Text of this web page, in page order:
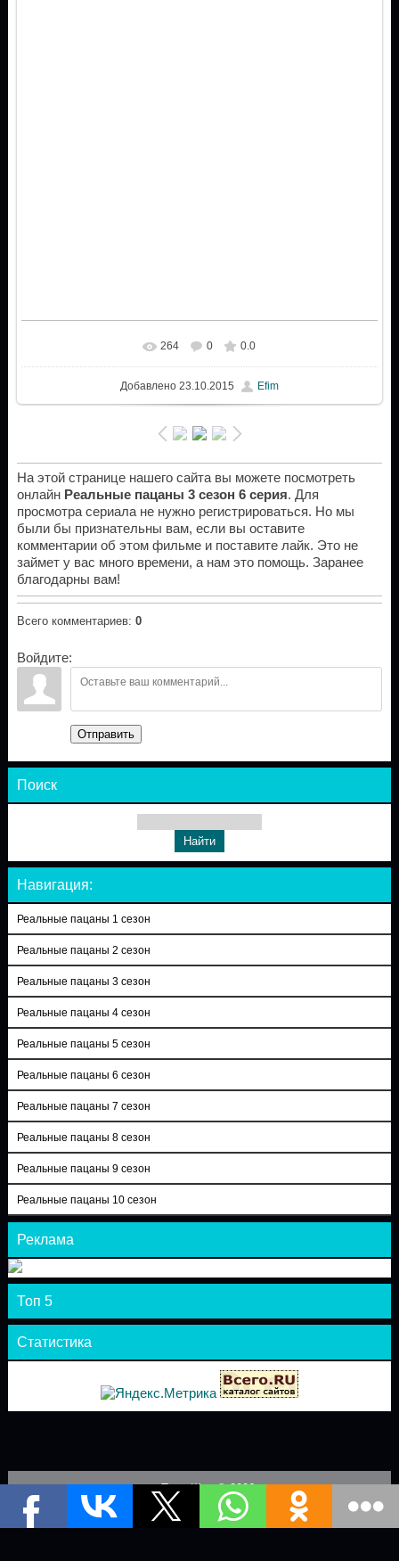
264 0 0.0
Добавлено23.10.2015 Efim
На этой странице нашего сайта вы можете посмотреть
онлайн Реальные пацаны 3 сезон 6 серия. Для
просмотра сериала не нужно регистрироваться. Но мы
были бы признательны вам, если вы оставите
комментарии об этом фильме и поставите лайк. Это не
займет у вас много времени, а нам это помощь. Заранее
благодарны вам!
Всего комментариев: 0
Войдите:
Отправить
Поиск
Навигация:
Реальные пацаны 1 сезон
Реальные пацаны 2 сезон
Реальные пацаны 3 сезон
Реальные пацаны 4 сезон
Реальные пацаны 5 сезон
Реальные пацаны 6 сезон
Реальные пацаны 7 сезон
Реальные пацаны 8 сезон
Реальные пацаны 9 сезон
Реальные пацаны 10 сезон
Реклама
Топ 5
Статистика
Теле-Шоу © 2026